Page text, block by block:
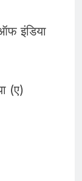
इंडिया
(ए)